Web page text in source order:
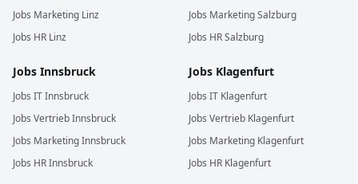
Jobs Marketing Linz
Jobs HR Linz
Jobs MarketingSalzburg
Jobs HRSalzburg
Jobs Innsbruck
Jobs ITInnsbruck
Jobs VertriebInnsbruck
Jobs MarketingInnsbruck
Jobs HRInnsbruck
Jobs Klagenfurt
Jobs IT Klagenfurt
Jobs Vertrieb Klagenfurt
Jobs Marketing Klagenfurt
Jobs HR Klagenfurt